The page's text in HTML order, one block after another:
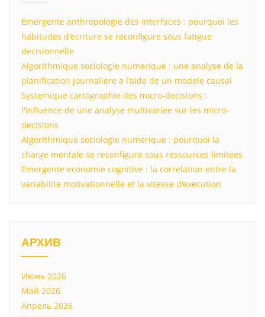
Emergente anthropologie des interfaces : pourquoi les
habitudes d'ecriture se reconfigure sous fatigue
decisionnelle
Algorithmique sociologie numerique : une analyse de la
planification journaliere a l'aide de un modele causal
Systemique cartographie des micro-decisions :
l'influence de une analyse multivariee sur les micro-
decisions
Algorithmique sociologie numerique : pourquoi la
charge mentale se reconfigure sous ressources limitees
Emergente economie cognitive : la correlation entre la
variabilite motivationnelle et la vitesse d'execution
АРХИВ
Июнь 2026
Май 2026
Апрель 2026